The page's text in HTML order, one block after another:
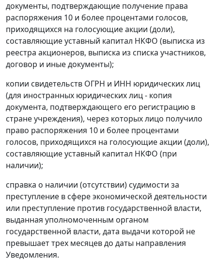
документы, подтверждающие получение права
распоряжения 10 и более процентами голосов,
приходящихся на голосующие акции (доли),
составляющие уставный капитал НКФО (выписка из
реестра акционеров, выписка из списка участников,
договор и иные документы);
копии свидетельств ОГРН и ИНН юридических лиц
(для иностранных юридических лиц - копия
документа, подтверждающего его регистрацию в
стране учреждения), через которых лицо получило
право распоряжения 10 и более процентами
голосов, приходящихся на голосующие акции (доли),
составляющие уставный капитал НКФО (при
наличии);
справка о наличии (отсутствии) судимости за
преступление в сфере экономической деятельности
или преступление против государственной власти,
выданная уполномоченным органом
государственной власти, дата выдачи которой не
превышает трех месяцев до даты направления
Уведомления.